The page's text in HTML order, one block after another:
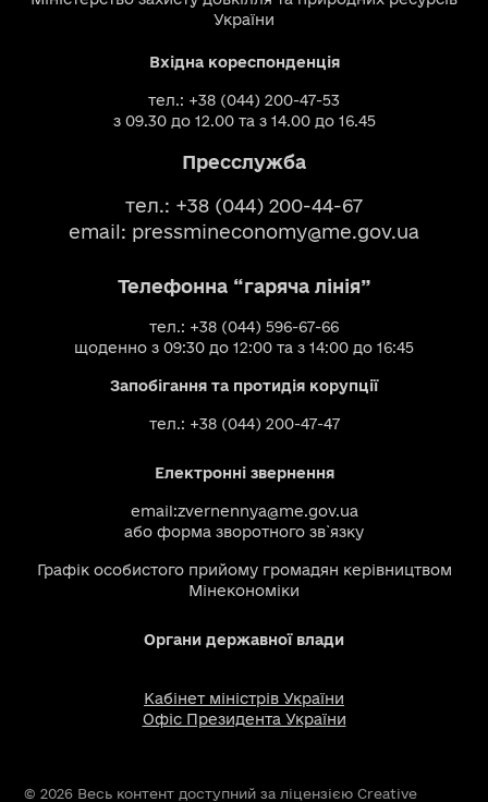
України
Вхідна кореспонденція
тел.: +38 (044) 200-47-53
з 09.30 до 12.00 та з 14.00 до 16.45
Пресслужба
тел.: +38 (044) 200-44-67
email: pressmineconomy@me.gov.ua
Телефонна “гаряча лінія”
тел.: +38 (044) 596-67-66
щоденно з 09:30 до 12:00 та з 14:00 до 16:45
Запобігання та протидія корупції
тел.: +38 (044) 200-47-47
Електронні звернення
email:zvernennya@me.gov.ua
або форма зворотного зв`язку
Графік особистого прийому громадян керівництвом
Мінекономіки
Органи державної влади
Кабінет міністрів України
Офіс Президента України
© 2026 Весь контент доступний за ліцензією Creative